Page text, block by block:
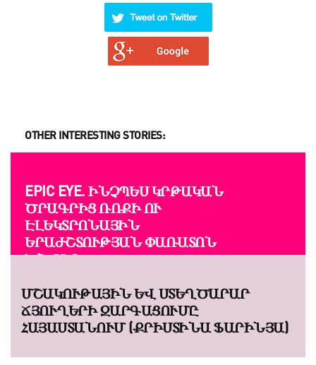
OTHER INTERESTING STORIES:
EPIC EYE. ԻՆՉՊԵՍ ԿՐԹԱԿԱՆ
ԾՐԱԳՐԻՑ ՌՈՔԻ ՈՒ
ԷԼԵԿՏՐՈՆԱՅԻՆ
ԵՐԱԺՇՏՈՒԹՅԱՆ ՓԱՌԱՏՈՆ
ԾՆՎԵՑ
ՄՇԱԿՈՒԹԱՅԻՆ ԵՎ ՍՏԵՂԾԱՐԱՐ
ՃՅՈՒՂԵՐԻ ԶԱՐԳԱՑՈՒՄԸ
ՀԱՅԱՍՏԱՆՈՒՄ (ՔՐԻՍՏԻՆԱ ՖԱՐԻՆՅԱ)